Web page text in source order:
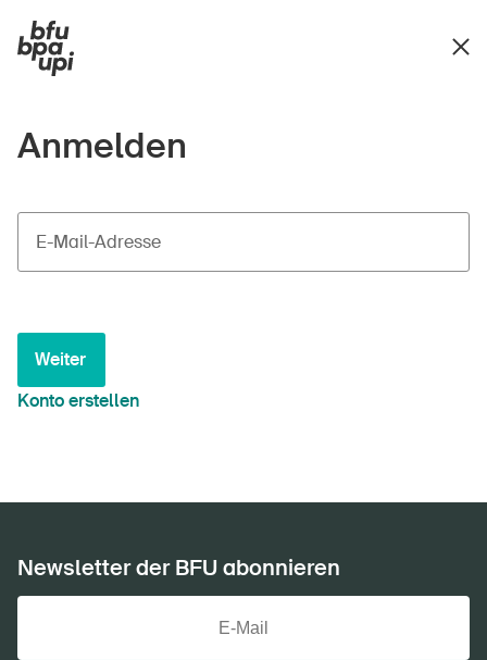
Anmelden
E-Mail-Adresse
Weiter
Konto erstellen
Newsletter der BFU abonnieren